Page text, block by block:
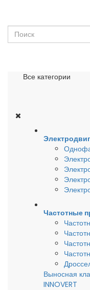
Все категории
Частотные
Выносная
INNOVERT